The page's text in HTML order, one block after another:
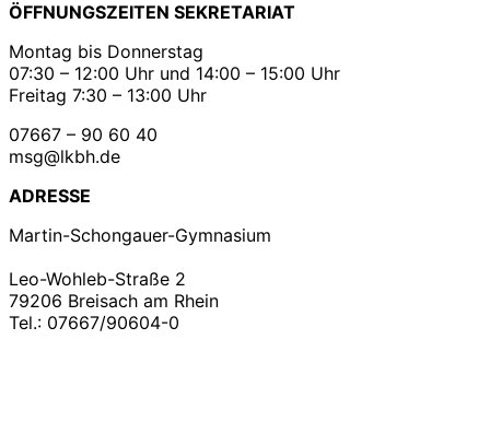
ÖFFNUNGSZEITEN SEKRETARIAT
Montag bis Donnerstag
07:30 – 12:00 Uhr und 14:00 – 15:00 Uhr
Freitag 7:30 – 13:00 Uhr
07667 – 90 60 40
msg@lkbh.de
ADRESSE
Martin-Schongauer-Gymnasium
Leo-Wohleb-Straße 2
79206 Breisach am Rhein
Tel.: 07667/90604-0